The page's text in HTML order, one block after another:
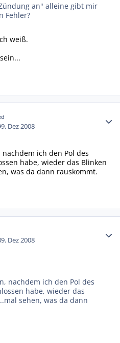
an" alleine gibt mir
Fehler?
weiß.
9. Dez 2008
ich den Pol des
habe, wieder das Blinken
was da dann rauskommt.
9. Dez 2008
nachdem ich den Pol des
habe, wieder das
sehen, was da dann